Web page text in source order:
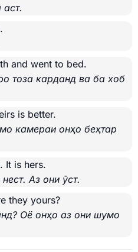
and went to bed.
тоза карданд ва ба хоб
is better.
камераи онҳо беҳтар
It is hers.
Аз они ӯст.
they yours?
Оё онҳо аз они шумо